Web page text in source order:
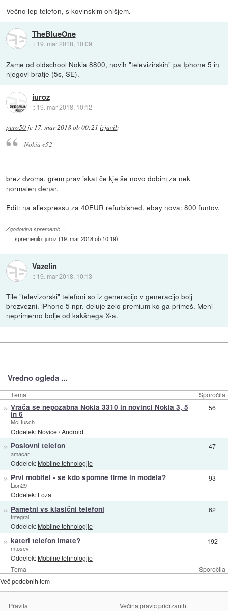
Večno lep telefon, s kovinskim ohišjem.
TheBlueOne
:: 19. mar 2018, 10:09
Zame od oldschool Nokia 8800, novih "televizirskih" pa Iphone 5 in
njegovi bratje (5s, SE).
juroz
:: 19. mar 2018, 10:12
pero50 je 17. mar 2018 ob 00:21 izjavil:
Nokia e52
brez dvoma. grem prav iskat če kje še novo dobim za nek
normalen denar.
Edit: na aliexpressu za 40EUR refurbished. ebay nova: 800 funtov.
Zgodovina sprememb…
spremenilo:juroz (19. mar 2018 ob 10:19)
Vazelin
:: 19. mar 2018, 10:13
Tile "televizorski" telefoni so iz generacijo v generacijo bolj
brezvezni. iPhone 5 npr. deluje zelo premium ko ga primeš. Meni
neprimerno bolje od kakšnega X-a.
Vredno ogleda ...
Tema Sporočila
Tema Sporočila
» Vrača se nepozabna Nokia 3310 in novinci Nokia 3, 5
in 6
McHusch
Oddelek: Novice/Android
56
» Poslovni telefon
amacar
Oddelek: Mobilne tehnologije
47
» Prvi mobitel - se kdo spomne firme in modela?
Lion29
Oddelek: Loža
93
» Pametni vs klasični telefoni
Integral
Oddelek: Mobilne tehnologije
62
» kateri telefon imate?
mtosev
Oddelek: Mobilne tehnologije
192
Več podobnih tem
Pravila Večina pravic pridržanih